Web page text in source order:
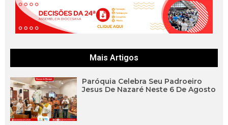
Mais Artigos
Paróquia Celebra Seu Padroeiro
Jesus De Nazaré Neste 6 De Agosto